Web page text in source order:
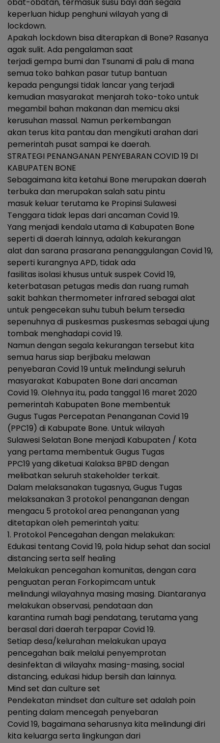
obat-obatan, termasuk susu bayi dan segala
keperluan hidup penghuni wilayah yang di
lockdown.
Apakah lockdown bisa diterapkan di Bone? Rasanya
agak sulit. Ada pengalaman saat
terjadi gempa bumi dan Tsunami di palu di mana
semua toko bahkan pasar tutup bantuan
kepada pengungsi tidak lancar yang terjadi
kemudian masyarakat menjarah toko-toko untuk
megambil bahan makanan dan memicu aksi
kerusuhan massal. Namun perkembangan
akan terus kita pantau dan mengikuti arahan dari
pemerintah pusat sampai ke daerah.
STRATEGI PENANGANAN PENYEBARAN COVID 19 DI
KABUPATEN BONE
Sebagaimana kita ketahui Bone merupakan daerah
terbuka dan merupakan salah satu pintu
masuk keluar terutama ke Propinsi Sulawesi
Tenggara tidak lepas dari ancaman Covid 19.
Yang menjadi kendala utama di Kabupaten Bone
seperti di daerah lainnya, adalah kekurangan
alat dan sarana prasarana penanggulangan Covid 19,
seperti kurangnya APD, tidak ada
fasilitas isolasi khusus untuk suspek Covid 19,
keterbatasan petugas medis dan ruang rumah
sakit bahkan thermometer infrared sebagai alat
untuk pengecekan suhu tubuh belum tersedia
sepenuhnya di puskesmas puskesmas sebagai ujung
tombak menghadapi covid 19.
Namun dengan segala kekurangan tersebut kita
semua harus siap berjibaku melawan
penyebaran Covid 19 untuk melindungi seluruh
masyarakat Kabupaten Bone dari ancaman
Covid 19. Olehnya itu, pada tanggal 16 maret 2020
pemerintah Kabupaten Bone membentuk
Gugus Tugas Percepatan Penanganan Covid 19
(PPC19) di Kabupate Bone. Untuk wilayah
Sulawesi Selatan Bone menjadi Kabupaten / Kota
yang pertama membentuk Gugus Tugas
PPC19 yang diketuai Kalaksa BPBD dengan
melibatkan seluruh stakeholder terkait.
Dalam melaksanakan tugasnya, Gugus Tugas
melaksanakan 3 protokol penanganan dengan
mengacu 5 protokol area penanganan yang
ditetapkan oleh pemerintah yaitu:
1. Protokol Pencegahan dengan melakukan:
Edukasi tentang Covid 19, pola hidup sehat dan social
distancing serta self healing
Melakukan pencegahan komunitas, dengan cara
penguatan peran Forkopimcam untuk
melindungi wilayahnya masing masing. Diantaranya
melakukan observasi, pendataan dan
karantina rumah bagi pendatang, terutama yang
berasal dari daerah terpapar Covid 19.
Setiap desa/kelurahan melakukan upaya
pencegahan baik melalui penyemprotan
desinfektan di wilayahx masing-masing, social
distancing, edukasi hidup bersih dan lainnya.
Mind set dan culture set
Pendekatan mindset dan culture set adalah poin
penting dalam mencegah penyebaran
Covid 19, bagaimana seharusnya kita melindungi diri
kita keluarga serta lingkungan dari